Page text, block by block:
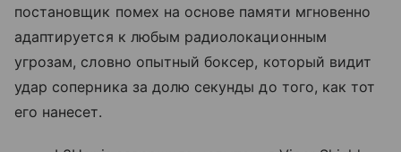
постановщик помех на основе памяти мгновенно
адаптируется к любым радиолокационным
угрозам, словно опытный боксер, который видит
удар соперника за долю секунды до того, как тот
его нанесет.